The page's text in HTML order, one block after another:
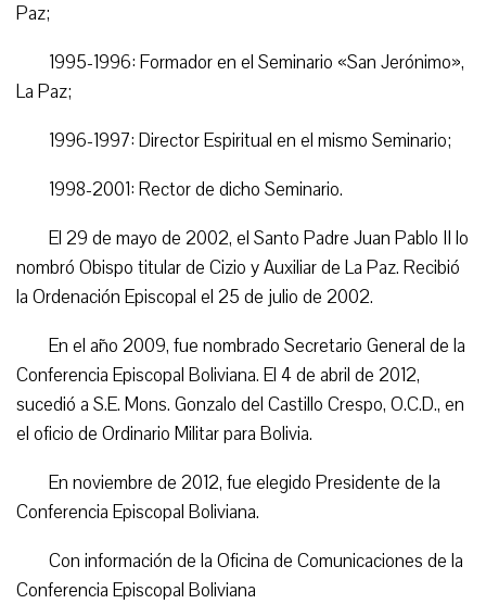
Paz;
1995-1996: Formador en el Seminario «San Jerónimo»,
La Paz;
1996-1997: Director Espiritual en el mismo Seminario;
1998-2001: Rector de dicho Seminario.
El 29 de mayo de 2002, el Santo Padre Juan Pablo II lo
nombró Obispo titular de Cizio y Auxiliar de La Paz. Recibió
la Ordenación Episcopal el 25 de julio de 2002.
En el año 2009, fue nombrado Secretario General de la
Conferencia Episcopal Boliviana. El 4 de abril de 2012,
sucedió a S.E. Mons. Gonzalo del Castillo Crespo, O.C.D., en
el oficio de Ordinario Militar para Bolivia.
En noviembre de 2012, fue elegido Presidente de la
Conferencia Episcopal Boliviana.
Con información de la Oficina de Comunicaciones de la
Conferencia Episcopal Boliviana